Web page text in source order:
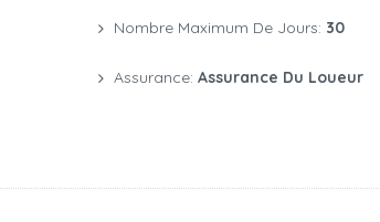
Nombre Maximum De Jours: 30
Assurance: Assurance Du Loueur